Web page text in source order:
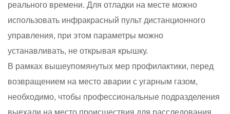
реального времени. Для отладки на месте можно
использовать инфракрасный пульт дистанционного
управления, при этом параметры можно
устанавливать, не открывая крышку.
В рамках вышеупомянутых мер профилактики, перед
возвращением на место аварии с угарным газом,
необходимо, чтобы профессиональные подразделения